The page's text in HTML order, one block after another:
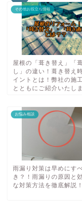
その他お役立ち情報
屋根の「葺き替え」「
し」の違い！葺き替え
イントとは！弊社の施
とともにご紹介いたし
お悩み相談
雨漏り対策は早めにす
き？！雨漏りの原因と
な対策方法を徹底解説！